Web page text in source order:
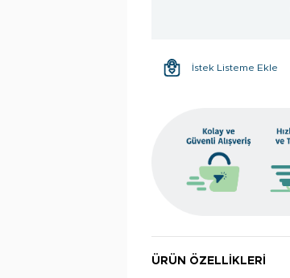
İstek Listeme Ekle
ÜRÜN ÖZELLIKLERI